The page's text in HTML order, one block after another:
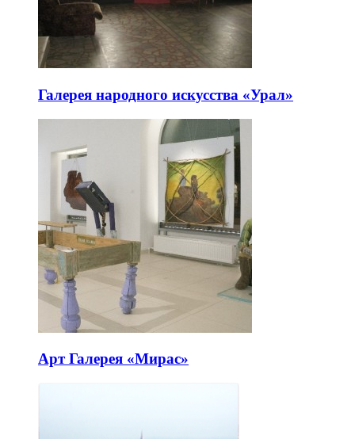
Галерея народного искусства «Урал»
Арт Галерея «Мирас»